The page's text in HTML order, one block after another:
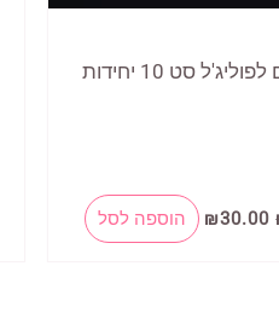
סט 10 יחידות
המחיר
המקורי
₪30.00
המחיר
הנוכחי
הוספה לסל